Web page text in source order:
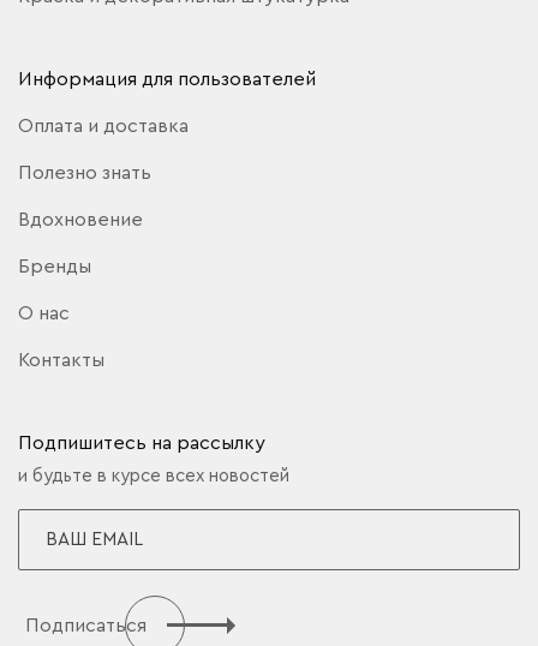
Информация для пользователей
Оплата и доставка
Полезно знать
Вдохновение
Бренды
О нас
Контакты
Подпишитесь на рассылку
и будьте в курсе всех новостей
Подписаться